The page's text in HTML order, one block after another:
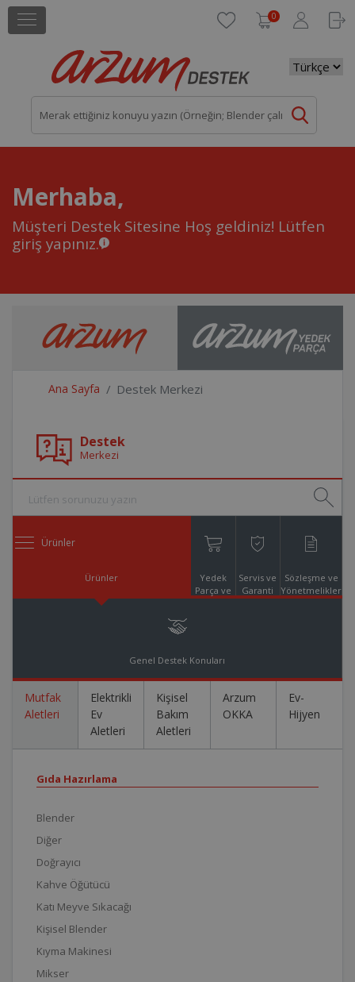
0
Merhaba,
Müşteri Destek Sitesine Hoş geldiniz! Lütfen
giriş yapınız.
Ana Sayfa Destek Merkezi
Destek
Merkezi
Ürünler
Ürünler
Yedek
Parça ve
Servis ve
Garanti
Sözleşme ve
Yönetmelikler
Genel Destek Konuları
Mutfak
Aletleri
Elektrikli
Ev
Aletleri
Kişisel
Bakım
Aletleri
Arzum
OKKA
Ev-
Hijyen
Gıda Hazırlama
Blender
Diğer
Doğrayıcı
Kahve Öğütücü
Katı Meyve Sıkacağı
Kişisel Blender
Kıyma Makinesi
Mikser